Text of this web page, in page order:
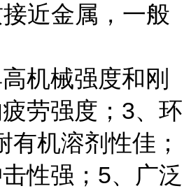
近金属，一般
机械强度和刚
劳强度；3、环
有机溶剂性佳；
性强；5、广泛